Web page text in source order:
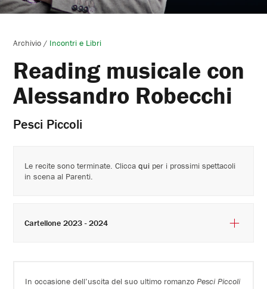
Archivio / Incontri e Libri
Reading musicale con
Alessandro Robecchi
Pesci Piccoli
In occasione dell’uscita del suo ultimo romanzoPesci Piccoli
Le recite sono terminate. Cliccaqui per i prossimi spettacoli
in scena al Parenti.
Cartellone 2023 - 2024